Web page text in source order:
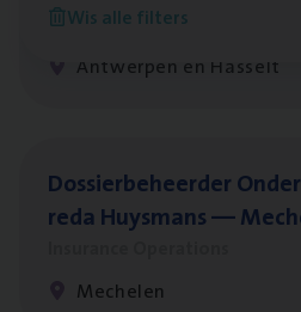
Wis alle filters
Insurance Operations
Antwerpen en Hasselt
Dos­sier­be­heer­der
re­da Huys­mans —
Mechelen